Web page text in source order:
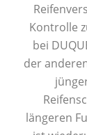
Kontrolle
bei
der
längeren